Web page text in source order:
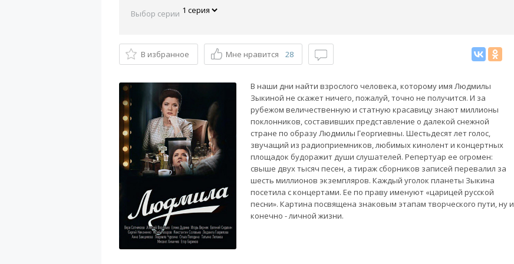
Выбор серии
В избранное Мне нравится 28
В наши дни найти взрослого человека, которому имя Людмилы
Зыкиной не скажет ничего, пожалуй, точно не получится. И за
рубежом величественную и статную красавицу знают миллионы
поклонников, составивших представление о далекой снежной
стране по образу Людмилы Георгиевны. Шестьдесят лет голос,
звучащий из радиоприемников, любимых кинолент и концертных
площадок будоражит души слушателей. Репертуар ее огромен:
свыше двух тысяч песен, а тираж сборников записей перевалил за
шесть миллионов экземпляров. Каждый уголок планеты Зыкина
посетила с концертами. Ее по праву именуют «царицей русской
песни». Картина посвящена знаковым этапам творческого пути, ну и
конечно - личной жизни.